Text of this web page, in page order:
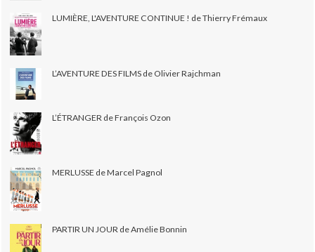
LUMIÈRE, L'AVENTURE CONTINUE ! de Thierry Frémaux
L’AVENTURE DES FILMS de Olivier Rajchman
L’ÉTRANGER de François Ozon
MERLUSSE de Marcel Pagnol
PARTIR UN JOUR de Amélie Bonnin